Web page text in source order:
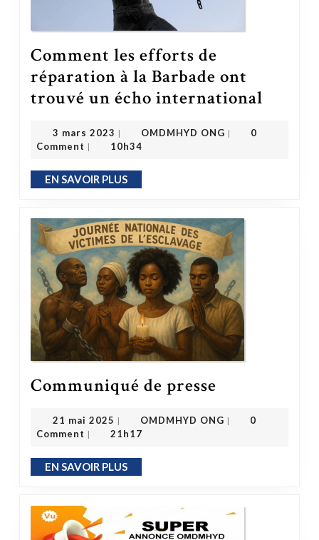
Comment les efforts de
réparation à la Barbade ont
trouvé un écho international
3 mars 2023 3 mars 2023
| OMDMHYD ONG |
0
Comment | 10h34
EN SAVOIR PLUSEN SAVOIR PLUS
Communiqué de presse
21 mai 2025 21 mai 2025
| OMDMHYD ONG |
0
Comment | 21h17
EN SAVOIR PLUSEN SAVOIR PLUS